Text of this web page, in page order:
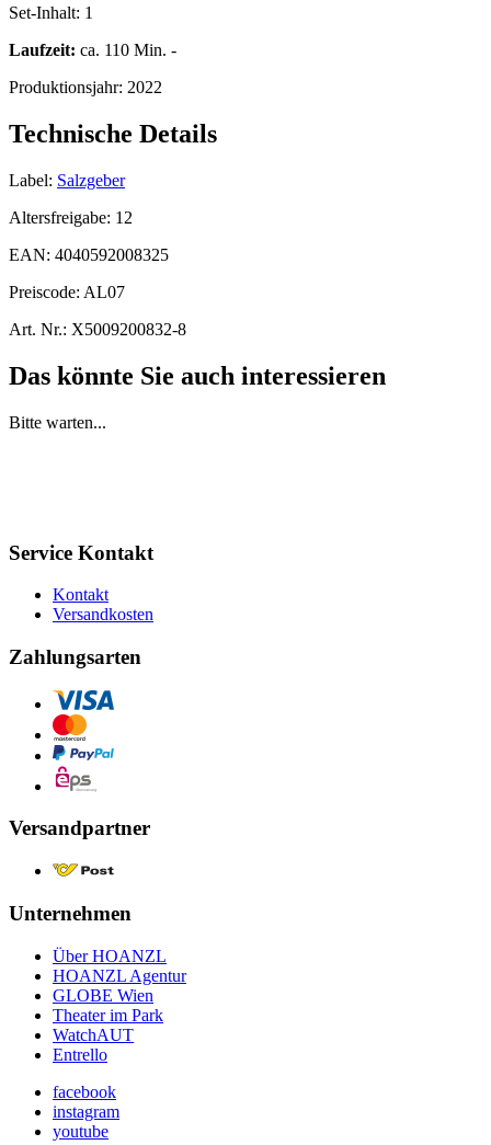
Set-Inhalt: 1
Laufzeit: ca. 110 Min. -
Produktionsjahr: 2022
Technische Details
Label: Salzgeber
Altersfreigabe: 12
EAN: 4040592008325
Preiscode: AL07
Art. Nr.: X5009200832-8
Das könnte Sie auch interessieren
Bitte warten...
Service Kontakt
Kontakt
Versandkosten
Zahlungsarten
Versandpartner
Unternehmen
Über HOANZL
HOANZL Agentur
GLOBE Wien
Theater im Park
WatchAUT
Entrello
facebook
instagram
youtube